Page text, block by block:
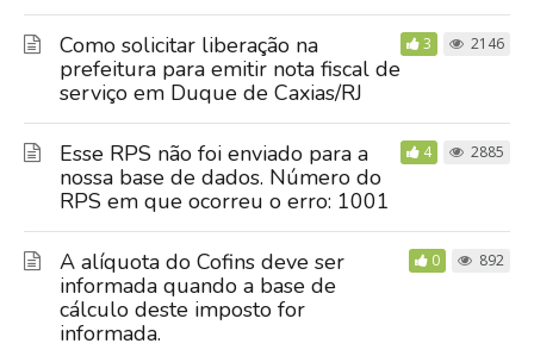
Como solicitar liberação na
prefeitura para emitir nota fiscal de
serviço em Duque de Caxias/RJ
3 2146
Esse RPS não foi enviado para a
nossa base de dados. Número do
RPS em que ocorreu o erro: 1001
4 2885
A alíquota do Cofins deve ser
informada quando a base de
cálculo deste imposto for
informada.
0 892